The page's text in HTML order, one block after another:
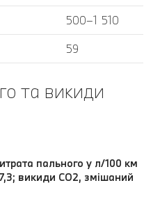
500–1 510
59
та викиди
пального у л/100 км
викиди CO2, змішаний